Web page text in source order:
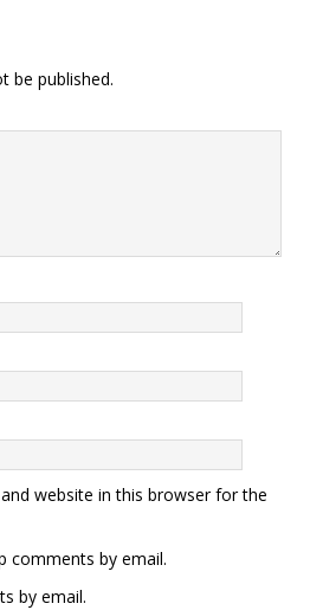
be published.
website in this browser for the
comments by email.
by email.